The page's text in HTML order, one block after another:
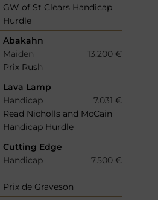
GW of St Clears Handicap
Hurdle
Abakahn
Maiden
13.200 €
Prix Rush
Lava Lamp
Handicap
7.031 €
Read Nicholls and McCain
Handicap Hurdle
Cutting Edge
Handicap 7.500 €
Prix de Graveson